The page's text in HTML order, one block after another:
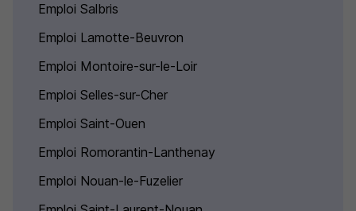
Emploi Salbris
Emploi Lamotte-Beuvron
Emploi Montoire-sur-le-Loir
Emploi Selles-sur-Cher
Emploi Saint-Ouen
Emploi Romorantin-Lanthenay
Emploi Nouan-le-Fuzelier